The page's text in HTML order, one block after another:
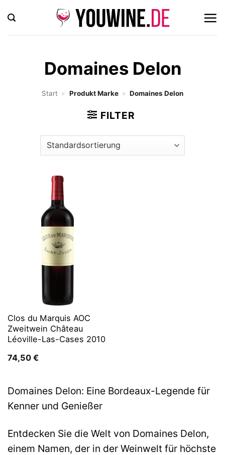
Inhalt
springen
Domaines Delon
Start » Produkt Marke » Domaines Delon
FILTER
Clos du Marquis AOC
Zweitwein Château
Léoville-Las-Cases 2010
74,50 €
Domaines Delon: Eine Bordeaux-Legende für
Kenner und Genießer
Entdecken Sie die Welt von Domaines Delon,
einem Namen, der in der Weinwelt für höchste